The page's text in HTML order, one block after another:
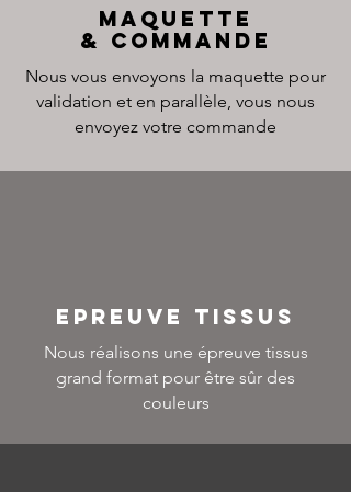
MAQUETTE
& COMMANDE
Nous vous envoyons la maquette pour
validation et en parallèle, vous nous
envoyez votre commande
EPREUVE TISSUS
Nous réalisons une épreuve tissus
grand format pour être sûr des
couleurs